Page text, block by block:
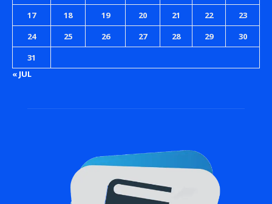
17
18 19 20 21 22
23
24
25 26 27 28 29
30
31
« JUL